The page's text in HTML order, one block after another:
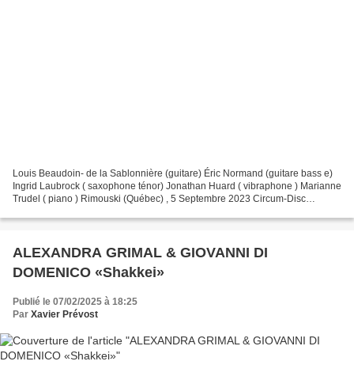
Louis Beaudoin- de la Sablonnière (guitare) Éric Normand (guitare bass e)
Ingrid Laubrock ( saxophone ténor) Jonathan Huard ( vibraphone ) Marianne
Trudel ( piano ) Rimouski (Québec) , 5 Septembre 2023 Circum-Disc
ALEXANDRA GRIMAL & GIOVANNI DI
DOMENICO «Shakkei»
Publié le 07/02/2025 à 18:25
Par Xavier Prévost